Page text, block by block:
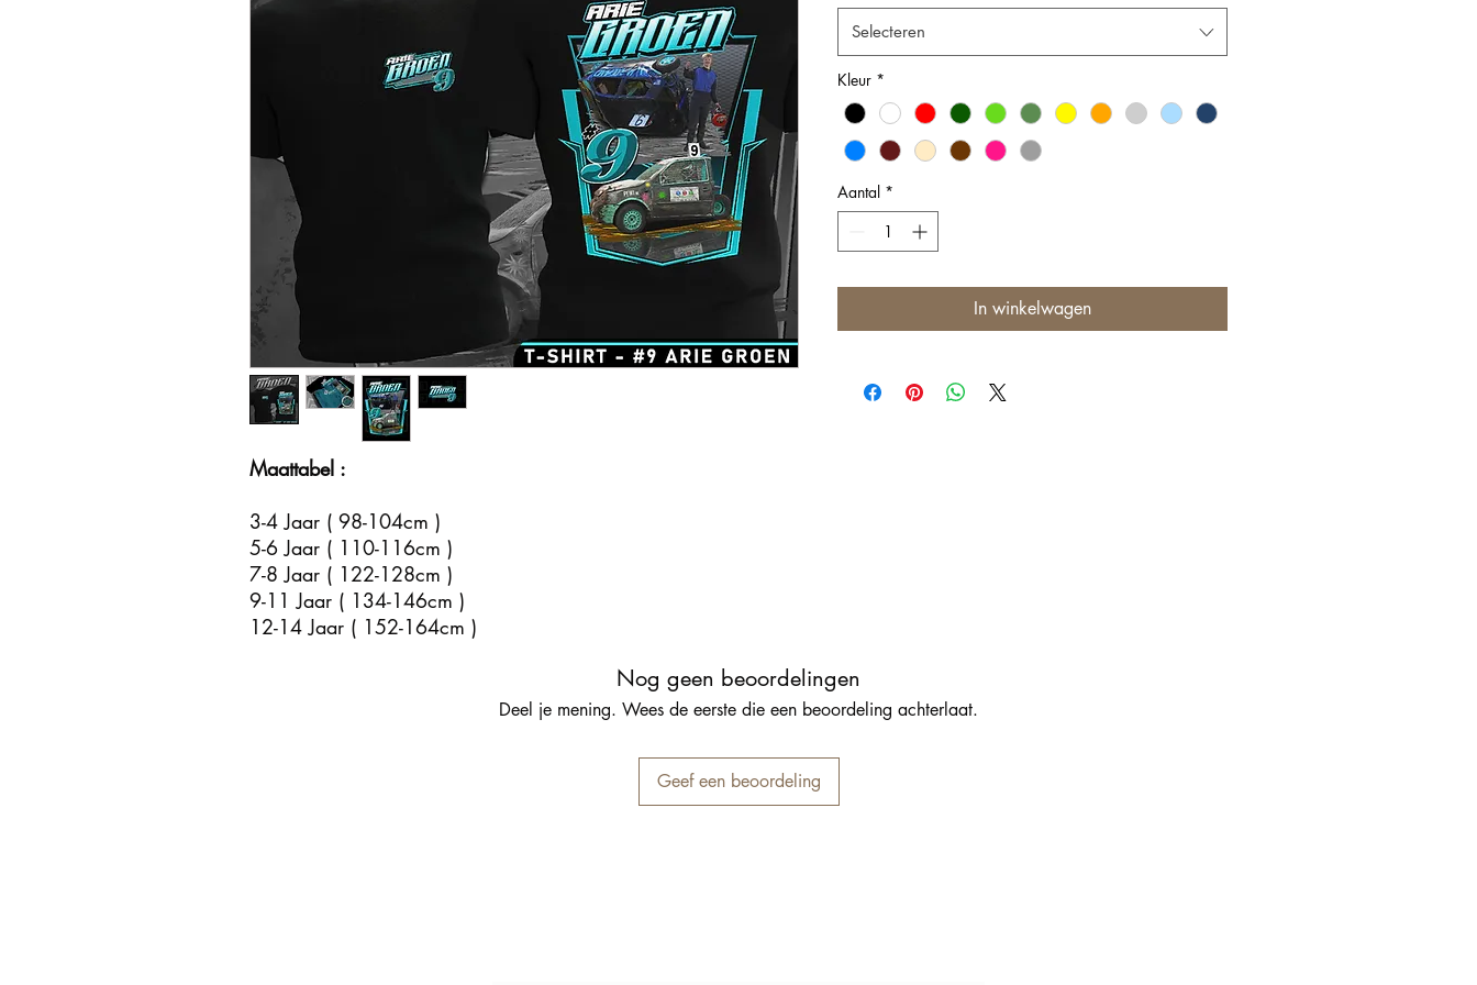
Maattabel :
3-4 Jaar ( 98-104cm )
5-6 Jaar ( 110-116cm )
7-8 Jaar ( 122-128cm )
9-11 Jaar ( 134-146cm )
12-14 Jaar ( 152-164cm )
Selecteren
Kleur *
Aantal *
In winkelwagen
Nog geen beoordelingen
Deel je mening. Wees de eerste die een beoordeling achterlaat.
Geef een beoordeling